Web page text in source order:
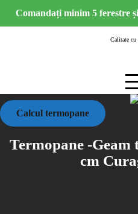
Comandați minim 5 ferestre
Calitate cu
Calcul termopane
Termopane -
cm